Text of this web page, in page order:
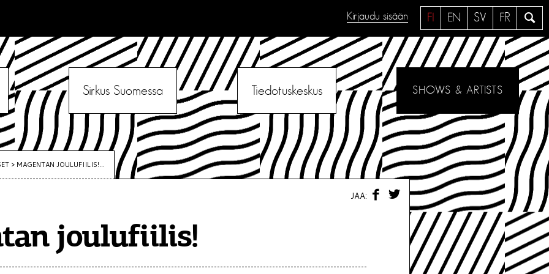
a
e
FI EN SV FR
Kirjaudu sisään
Sirkus Suomessa Tiedotuskeskus SHOWS & ARTISTS
> MAGENTAN JOULUFIILIS!...
joulufiilis!
JAA:
F
W